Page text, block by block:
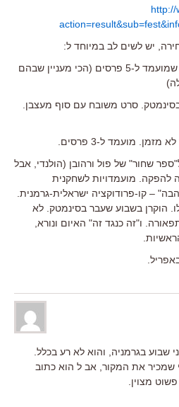
http://
"קצה גן עדן" של פאתיח אקין, שמועמד ל-5 פרסים (הכי מעניין שבהם
סרט משובח עם סוף מעצבן.
מועמד ל-3 פרסים.
שחור" של פול ורהובן (הולנדי, אבל
מועמדויות לשחקנית
– קו-פרודוקציה ישראלית-גרמנית.
הוקרן בשבוע שעבר בסינמטק. לא
ו"זה כנגד זה" האיום ונורא,
שבוע בגרמניה, והוא לא רע בכלל.
את המקור, אב ל הוא כתוב
מצוין.